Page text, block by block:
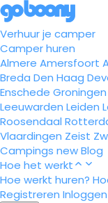
Verhuur je camper
Camper huren
Almere Amersfoort
Breda Den Haag
Enschede Groningen
Leeuwarden Leiden
Roosendaal
Vlaardingen Zeist
Campings newBlog
Hoe het werkt
Hoe werkt huren?
Registreren Inloggen